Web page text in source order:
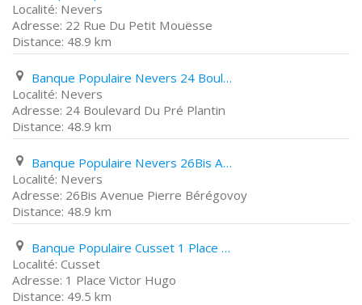
Nevers
22 Rue Du Petit Mouësse
48.9 km
Banque Populaire Nevers 24 Boulevard Du Pré Plantin
Nevers
24 Boulevard Du Pré Plantin
48.9 km
Banque Populaire Nevers 26Bis Avenue Pierre Bérégovoy
Nevers
26Bis Avenue Pierre Bérégovoy
48.9 km
Banque Populaire Cusset 1 Place Victor Hugo
Cusset
1 Place Victor Hugo
49.5 km